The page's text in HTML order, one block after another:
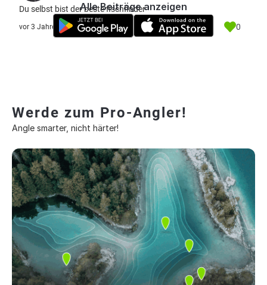
Du selbst bist der beste fischfinder
vor 3 Jahre 0
Alle Beiträge anzeigen
Werde zum Pro-Angler!
Angle smarter, nicht härter!